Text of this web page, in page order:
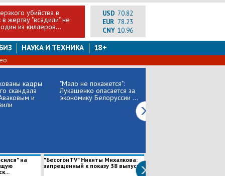
убийства в
жертву "всадили" не
из киллеров...
USD 70.82
EUR 78.23
CNY 10.96
НАУКА И ТЕХНИКА 18+
кадры
скандала
и
"Мало не покажется":
Лукашенко опасается за
экономику Белоруссии ...
на
"БесогонTV" Никиты Михалкова:
запрещенный к показу 38 выпуск